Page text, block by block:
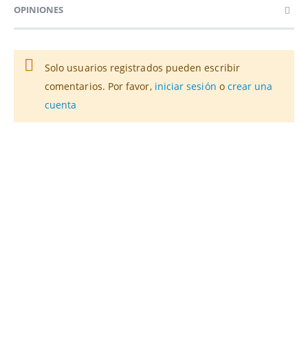
OPINIONES
Solo usuarios registrados pueden escribir
comentarios. Por favor, iniciar sesión o crear una
cuenta